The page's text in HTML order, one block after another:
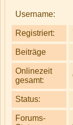
Username:
Registriert:
Beiträge
Onlinezeit
gesamt:
Status:
Forums-